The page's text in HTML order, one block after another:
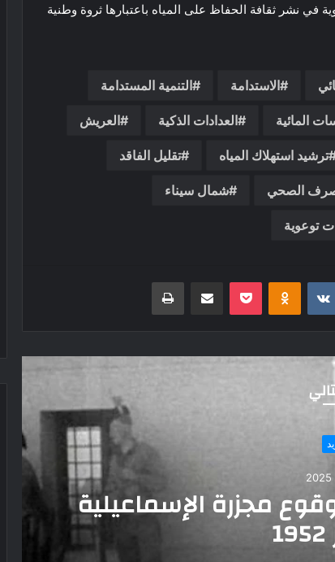
في نشر ثقافة الحفاظ على المياه باعتبارها ثروة وطنية
الاستدامة التنمية المستدامة
المائية العدادات الذكية العريش
ترشيد استهلاك المياه تقليل الفاقد
الصحي شمال سيناء
توعوية
Odnoklassniki
بوكيت مشاركة عبر البريد طباعة
عادات وتقاليد أهل سيناء
رمزية)